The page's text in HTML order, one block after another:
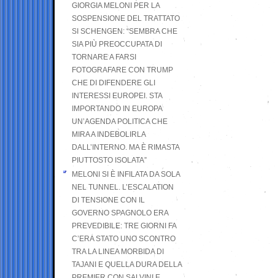
GIORGIA MELONI PER LA
SOSPENSIONE DEL TRATTATO
SI SCHENGEN: “SEMBRA CHE
SIA PIÙ PREOCCUPATA DI
TORNARE A FARSI
FOTOGRAFARE CON TRUMP
CHE DI DIFENDERE GLI
INTERESSI EUROPEI. STA
IMPORTANDO IN EUROPA
UN’AGENDA POLITICA CHE
MIRA A INDEBOLIRLA
DALL’INTERNO. MA È RIMASTA
PIUTTOSTO ISOLATA”
MELONI SI È INFILATA DA SOLA
NEL TUNNEL. L’ESCALATION
DI TENSIONE CON IL
GOVERNO SPAGNOLO ERA
PREVEDIBILE: TRE GIORNI FA
C’ERA STATO UNO SCONTRO
TRA LA LINEA MORBIDA DI
TAJANI E QUELLA DURA DELLA